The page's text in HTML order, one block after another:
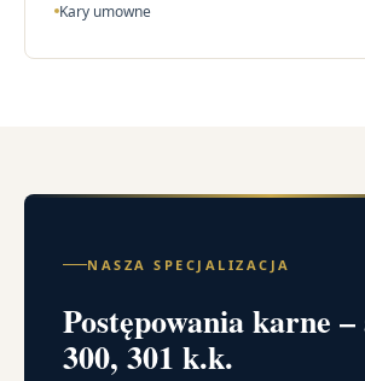
Kary umowne
NASZA SPECJALIZACJA
Postępowania karne
300, 301 k.k.